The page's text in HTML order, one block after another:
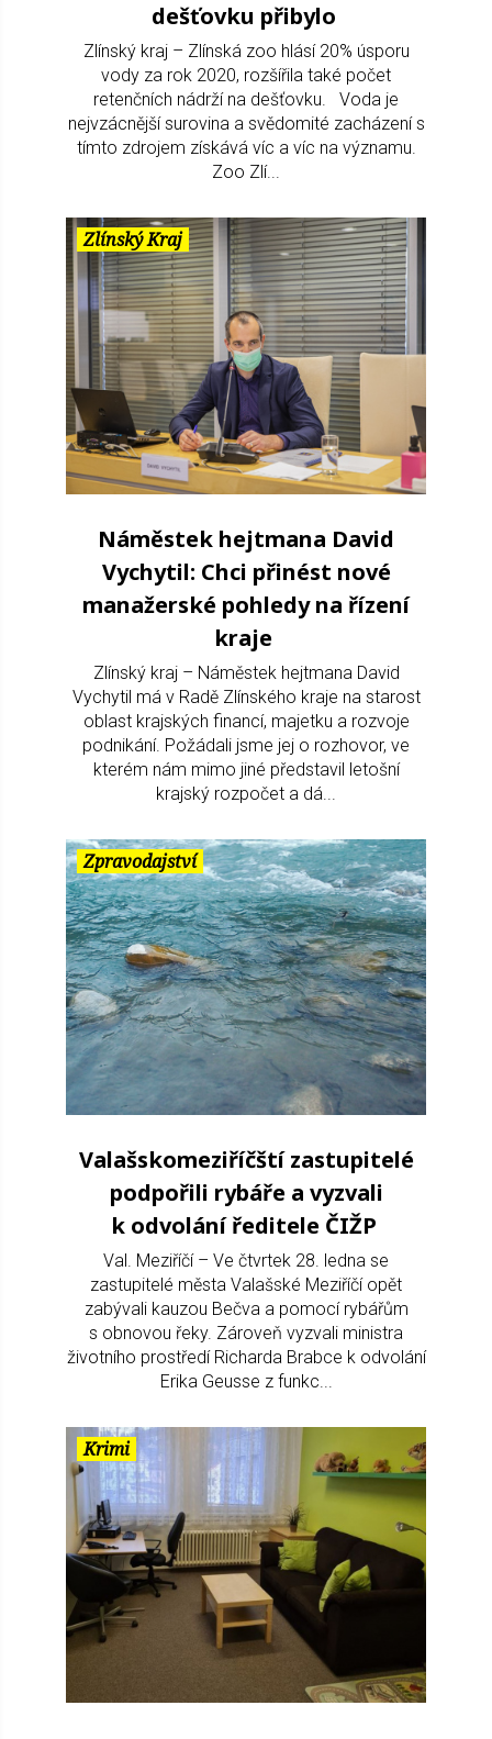
dešťovku přibylo
Zlínský kraj – Zlínská zoo hlásí 20% úsporu
vody za rok 2020, rozšířila také počet
retenčních nádrží na dešťovku. Voda je
nejvzácnější surovina a svědomité zacházení s
tímto zdrojem získává víc a víc na významu.
Zoo Zlí...
Zlínský Kraj
Náměstek hejtmana David
Vychytil: Chci přinést nové
manažerské pohledy na řízení
kraje
Zlínský kraj – Náměstek hejtmana David
Vychytil má v Radě Zlínského kraje na starost
oblast krajských financí, majetku a rozvoje
podnikání. Požádali jsme jej o rozhovor, ve
kterém nám mimo jiné představil letošní
krajský rozpočet a dá...
Zpravodajství
Valašskomeziříčští zastupitelé
podpořili rybáře a vyzvali
k odvolání ředitele ČIŽP
Val. Meziříčí – Ve čtvrtek 28. ledna se
zastupitelé města Valašské Meziříčí opět
zabývali kauzou Bečva a pomocí rybářům
s obnovou řeky. Zároveň vyzvali ministra
životního prostředí Richarda Brabce k odvolání
Erika Geusse z funkc...
Krimi